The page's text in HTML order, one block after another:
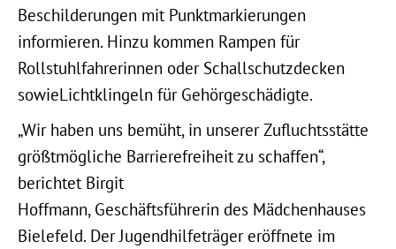
Beschilderungen mit Punktmarkierungen
informieren. Hinzu kommen Rampen für
Rollstuhlfahrerinnen oder Schallschutzdecken
sowieLichtklingeln für Gehörgeschädigte.
„Wir haben uns bemüht, in unserer Zufluchtsstätte
größtmögliche Barrierefreiheit zu schaffen“,
berichtet Birgit
Hoffmann, Geschäftsführerin des Mädchenhauses
Bielefeld. Der Jugendhilfeträger eröffnete im